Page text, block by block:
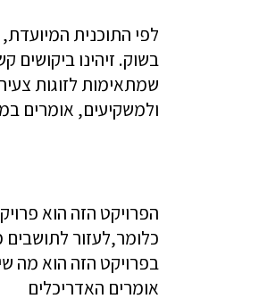
שמתאימות לזוגות
ולמשקיעים, אומרים
הפרויקט הזה הוא
כלומר,לעזור לתושבים
בפרויקט הזה הוא מה
אומרים האדריכלים